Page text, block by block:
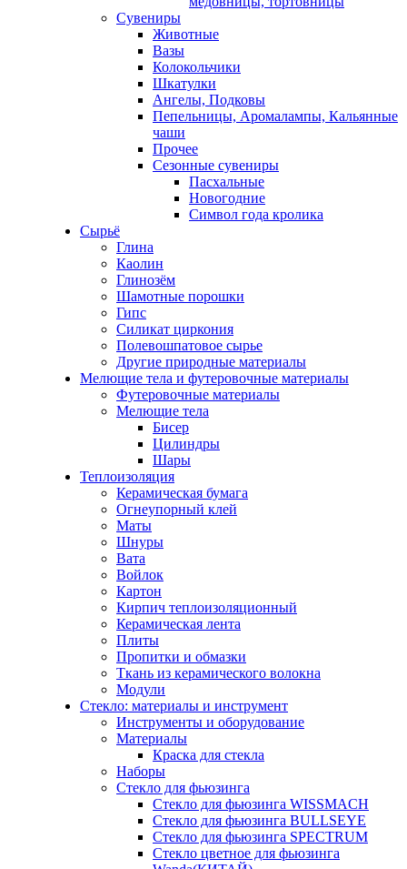
Сувениры
Животные
Вазы
Колокольчики
Шкатулки
Ангелы, Подковы
Пепельницы, Аромалампы, Кальянные
чаши
Прочее
Сезонные сувениры
Пасхальные
Новогодние
Символ года кролика
Сырьё
Глина
Каолин
Глинозём
Шамотные порошки
Гипс
Силикат циркония
Полевошпатовое сырье
Другие природные материалы
Мелющие тела и футеровочные материалы
Футеровочные материалы
Мелющие тела
Бисер
Цилиндры
Шары
Теплоизоляция
Керамическая бумага
Огнеупорный клей
Маты
Шнуры
Вата
Войлок
Картон
Кирпич теплоизоляционный
Керамическая лента
Плиты
Пропитки и обмазки
Ткань из керамического волокна
Модули
Стекло: материалы и инструмент
Инструменты и оборудование
Материалы
Краска для стекла
Наборы
Стекло для фьюзинга
Стекло для фьюзинга WISSMACH
Стекло для фьюзинга BULLSEYE
Стекло для фьюзинга SPECTRUM
Стекло цветное для фьюзинга